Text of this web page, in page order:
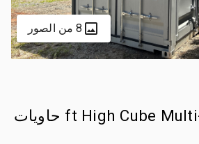
8 من الصور
2026 40 ft High Cube Multi-Door حاويات